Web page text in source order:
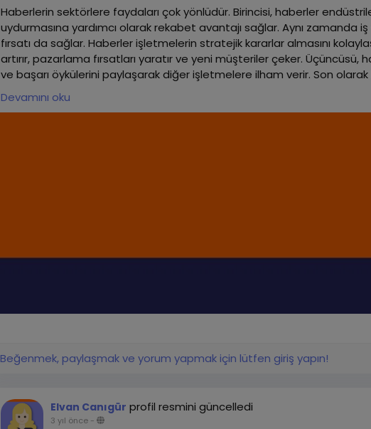
Haberlerin sektörlere faydaları çok yönlüdür. Birincisi, haberler
uydurmasına yardımcı olarak rekabet avantajı sağlar. Aynı zamanda
fırsatı da sağlar. Haberler işletmelerin stratejik kararlar almasını
artırır, pazarlama fırsatları yaratır ve yeni müşteriler çeker. Üçüncüsü,
ve başarı öykülerini paylaşarak diğer işletmelere ilham verir. Son
sorumluluk bilincini artırır ve sektörlerin itibarını güçlendirir. Tüm bu
sağladığını gösteriyor.
Devamını oku
Beğenmek, paylaşmak ve yorum yapmak için lütfen giriş yapın!
Elvan Canıgür profil resmini güncelledi
3 yıl önce -